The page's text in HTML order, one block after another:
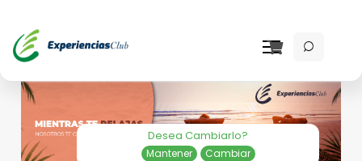
Desea Cambiarlo?
Mantener Cambiar